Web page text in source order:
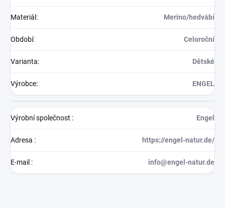
Materiál : Merino/hedvábí
Období: Celoroční
Varianta: Dětské
Výrobce: ENGEL
Výrobní společnost : Engel
Adresa : https://engel-natur.de/
E-mail : info@engel-natur.de